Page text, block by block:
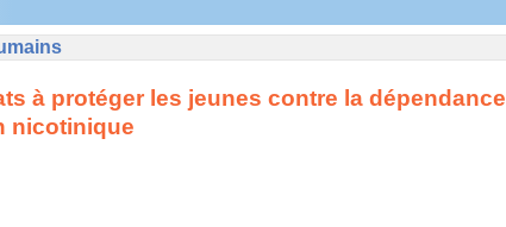
à protéger les jeunes contre la dépendance
nicotinique